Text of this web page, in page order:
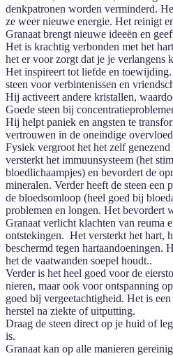
denkpatronen worden verminderd.
ze weer nieuwe energie. Het reinigt
Granaat brengt nieuwe ideeën en
Het is krachtig verbonden met het
het er voor zorgt dat je je verlangens
Het inspireert tot liefde en
steen voor verbintenissen en
Hij activeert andere kristallen,
Goede steen bij
Hij helpt paniek en angsten te
vertrouwen in de oneindige
Fysiek vergroot het het zelf
versterkt het immuunsysteem (het
bloedlichaampjes) en bevordert de
mineralen. Verder heeft de steen een
de bloedsomloop (heel goed bij
problemen en longen. Het bevordert
Granaat verlicht klachten van reuma
ontstekingen. Het versterkt het hart,
beschermd tegen hartaandoeningen.
het de vaatwanden soepel houdt..
Verder is het heel goed voor de
nieren, maar ook voor ontspanning
goed bij vergeetachtigheid. Het is
herstel na ziekte of uitputting.
Draag de steen direct op je huid of
is.
Granaat kan op alle manieren